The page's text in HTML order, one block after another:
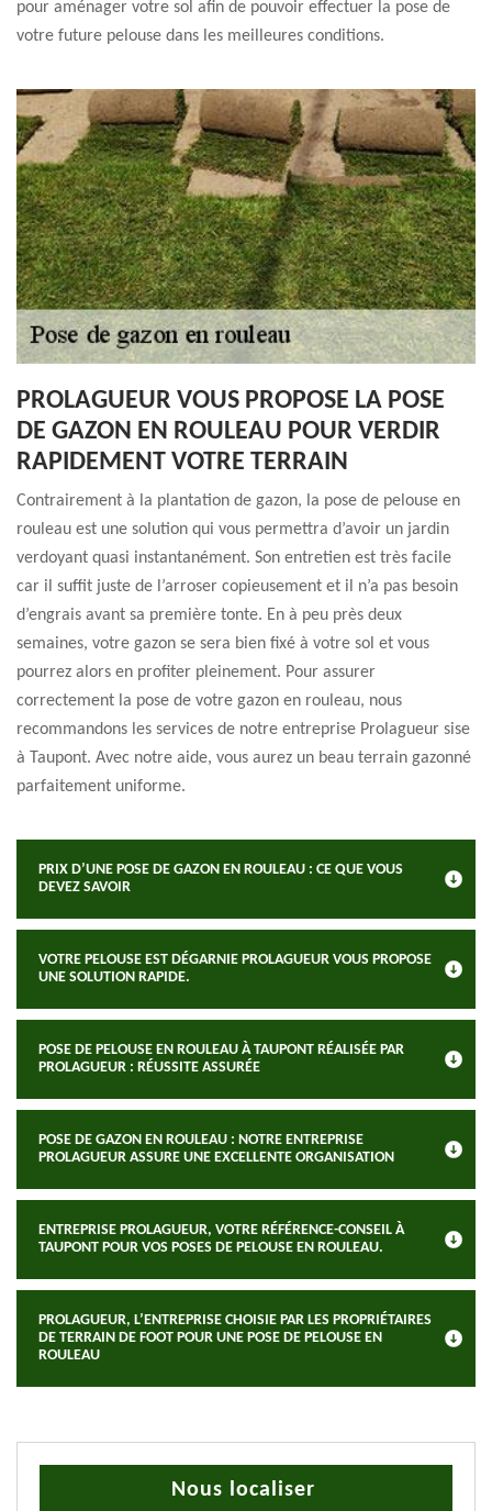
pour aménager votre sol afin de pouvoir effectuer la pose de
votre future pelouse dans les meilleures conditions.
PROLAGUEUR VOUS PROPOSE LA POSE
DE GAZON EN ROULEAU POUR VERDIR
RAPIDEMENT VOTRE TERRAIN
Contrairement à la plantation de gazon, la pose de pelouse en
rouleau est une solution qui vous permettra d’avoir un jardin
verdoyant quasi instantanément. Son entretien est très facile
car il suffit juste de l’arroser copieusement et il n’a pas besoin
d’engrais avant sa première tonte. En à peu près deux
semaines, votre gazon se sera bien fixé à votre sol et vous
pourrez alors en profiter pleinement. Pour assurer
correctement la pose de votre gazon en rouleau, nous
recommandons les services de notre entreprise Prolagueur sise
à Taupont. Avec notre aide, vous aurez un beau terrain gazonné
parfaitement uniforme.
PRIX D’UNE POSE DE GAZON EN ROULEAU : CE QUE VOUS
DEVEZ SAVOIR
VOTRE PELOUSE EST DÉGARNIE PROLAGUEUR VOUS PROPOSE
UNE SOLUTION RAPIDE.
POSE DE PELOUSE EN ROULEAU À TAUPONT RÉALISÉE PAR
PROLAGUEUR : RÉUSSITE ASSURÉE
POSE DE GAZON EN ROULEAU : NOTRE ENTREPRISE
PROLAGUEUR ASSURE UNE EXCELLENTE ORGANISATION
ENTREPRISE PROLAGUEUR, VOTRE RÉFÉRENCE-CONSEIL À
TAUPONT POUR VOS POSES DE PELOUSE EN ROULEAU.
PROLAGUEUR, L’ENTREPRISE CHOISIE PAR LES PROPRIÉTAIRES
DE TERRAIN DE FOOT POUR UNE POSE DE PELOUSE EN
ROULEAU
Nous localiser